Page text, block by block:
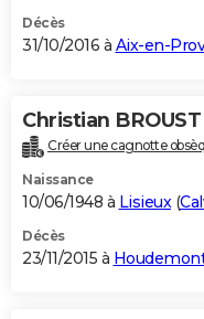
Décès
31/10/2016 à Aix-en-
Christian BROUST
Créer une cagnotte
Naissance
10/06/1948 à Lisieux(
Décès
23/11/2015 à